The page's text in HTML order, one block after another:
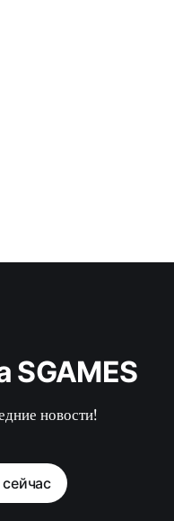
SGAMES
новости!